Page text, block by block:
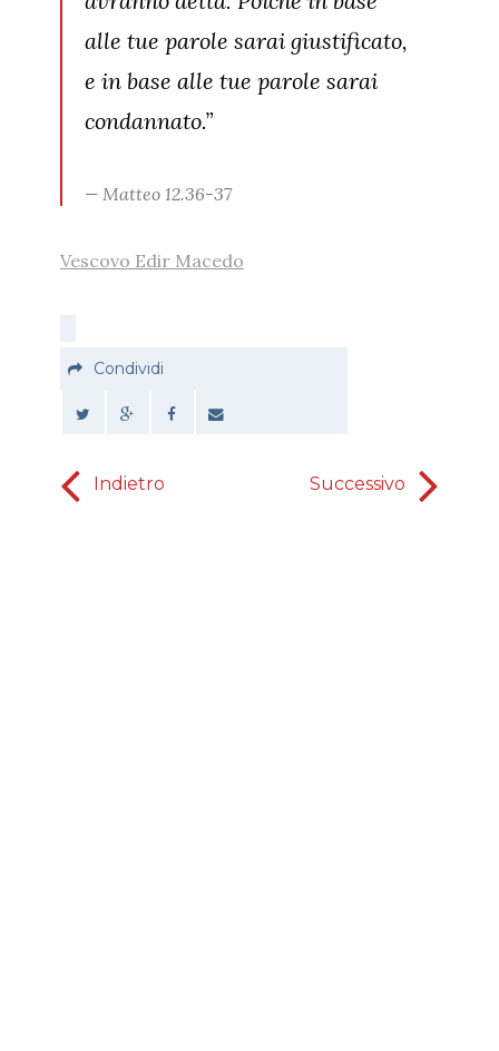
alle tue parole sarai giustificato,
e in base alle tue parole sarai
condannato.”
Matteo 12.36-37
Vescovo Edir Macedo
Condividi
Indietro Successivo
Indiano
dal